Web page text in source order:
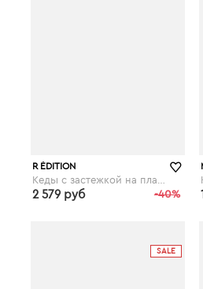
R ÉDITION
-40%
2 579 руб
SALE